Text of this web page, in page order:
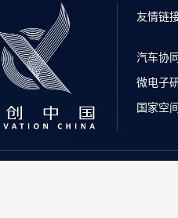
友情链
汽车协
微电子
国家空